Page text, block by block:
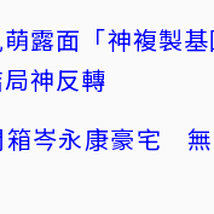
露面「神複製
神反轉
箱岑永康豪宅